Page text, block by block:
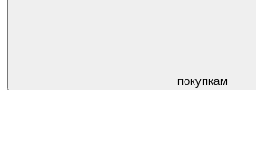
покупкам